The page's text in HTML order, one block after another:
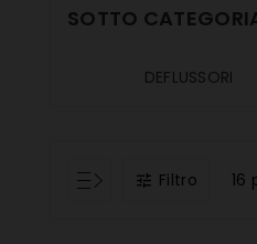
SOTTO
DEFLUSSORI
 Filtro 16